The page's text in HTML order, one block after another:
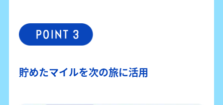
貯めたマイルを次の旅に活用